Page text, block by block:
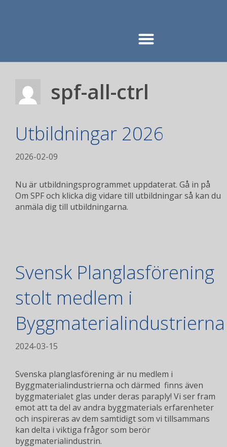
spf-all-ctrl
Utbildningar 2026
2026-02-09
Nu är utbildningsprogrammet uppdaterat. Gå in på
Om SPF och klicka dig vidare till utbildningar så kan du
anmäla dig till utbildningarna.
Svensk Planglasförening
stolt medlem i
Byggmaterialindustrierna
2024-03-15
Svenska planglasförening är nu medlem i
Byggmaterialindustrierna och därmed finns även
byggmaterialet glas under deras paraply! Vi ser fram
emot att ta del av andra byggmaterials erfarenheter
och inspireras av dem samtidigt som vi tillsammans
kan delta i viktiga frågor som berör
byggmaterialindustrin.